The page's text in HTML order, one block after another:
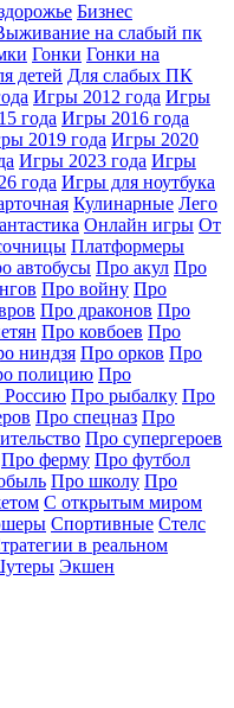
Бизнес
на слабый пк
Гонки Гонки на
детей Для слабых ПК
Игры 2012 года Игры
года Игры 2016 года
2019 года Игры 2020
Игры 2023 года Игры
года Игры для ноутбука
Кулинарные Лего
Онлайн игры От
Платформеры
автобусы Про акул Про
Про войну Про
Про драконов Про
Про ковбоев Про
ниндзя Про орков Про
полицию Про
Про рыбалку Про
Про спецназ Про
Про супергероев
Про ферму Про футбол
Про школу Про
С открытым миром
Спортивные Стелс
в реальном
Экшен